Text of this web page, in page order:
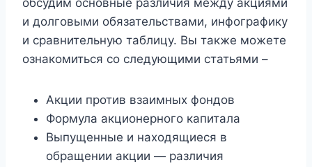
обсудим основные различия между акциями
и долговыми обязательствами, инфографику
и сравнительную таблицу. Вы также можете
ознакомиться со следующими статьями –
Акции против взаимных фондов
Формула акционерного капитала
Выпущенные и находящиеся в
обращении акции — различия